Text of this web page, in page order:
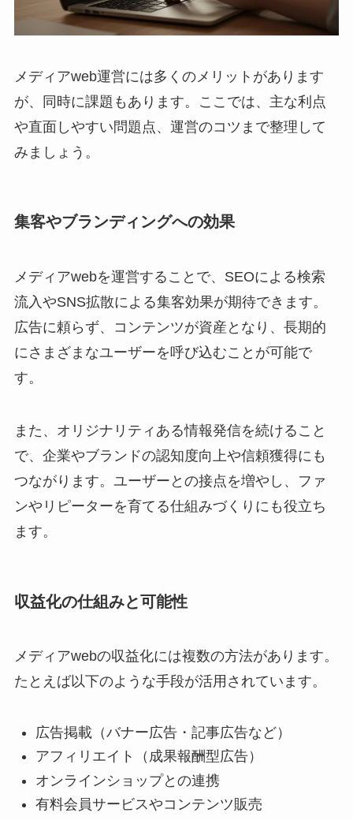
メディアweb運営には多くのメリットがあります
が、同時に課題もあります。ここでは、主な利点
や直面しやすい問題点、運営のコツまで整理して
みましょう。
集客やブランディングへの効果
メディアwebを運営することで、SEOによる検索
流入やSNS拡散による集客効果が期待できます。
広告に頼らず、コンテンツが資産となり、長期的
にさまざまなユーザーを呼び込むことが可能で
す。
また、オリジナリティある情報発信を続けること
で、企業やブランドの認知度向上や信頼獲得にも
つながります。ユーザーとの接点を増やし、ファ
ンやリピーターを育てる仕組みづくりにも役立ち
ます。
収益化の仕組みと可能性
メディアwebの収益化には複数の方法があります。
たとえば以下のような手段が活用されています。
広告掲載（バナー広告・記事広告など）
アフィリエイト（成果報酬型広告）
オンラインショップとの連携
有料会員サービスやコンテンツ販売